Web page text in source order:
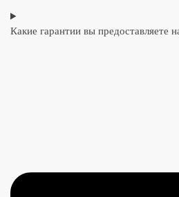
Какие гарантии вы предоставляете